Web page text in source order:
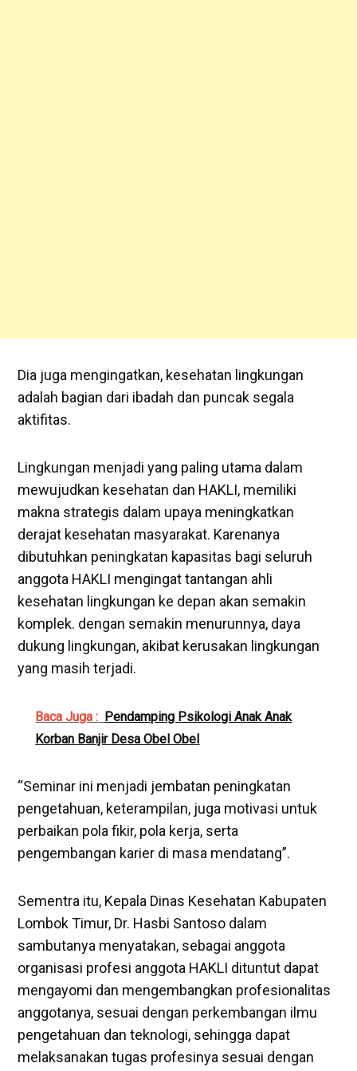
Dia juga mengingatkan, kesehatan lingkungan
adalah bagian dari ibadah dan puncak segala
aktifitas.
Lingkungan menjadi yang paling utama dalam
mewujudkan kesehatan dan HAKLI, memiliki
makna strategis dalam upaya meningkatkan
derajat kesehatan masyarakat. Karenanya
dibutuhkan peningkatan kapasitas bagi seluruh
anggota HAKLI mengingat tantangan ahli
kesehatan lingkungan ke depan akan semakin
komplek. dengan semakin menurunnya, daya
dukung lingkungan, akibat kerusakan lingkungan
yang masih terjadi.
Baca Juga : Pendamping Psikologi Anak Anak
Korban Banjir Desa Obel Obel
“Seminar ini menjadi jembatan peningkatan
pengetahuan, keterampilan, juga motivasi untuk
perbaikan pola fikir, pola kerja, serta
pengembangan karier di masa mendatang”.
Sementra itu, Kepala Dinas Kesehatan Kabupaten
Lombok Timur, Dr. Hasbi Santoso dalam
sambutanya menyatakan, sebagai anggota
organisasi profesi anggota HAKLI dituntut dapat
mengayomi dan mengembangkan profesionalitas
anggotanya, sesuai dengan perkembangan ilmu
pengetahuan dan teknologi, sehingga dapat
melaksanakan tugas profesinya sesuai dengan